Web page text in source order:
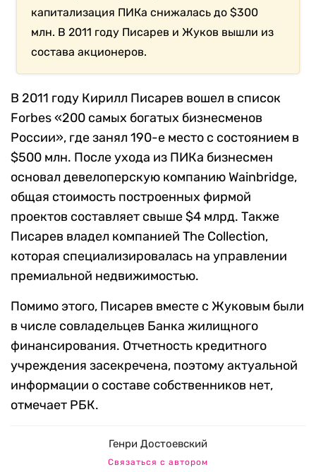
капитализация ПИКа снижалась до $300
млн. В 2011 году Писарев и Жуков вышли из
состава акционеров.
В 2011 году Кирилл Писарев вошел в список
Forbes «200 самых богатых бизнесменов
России», где занял 190-е место с состоянием в
$500 млн. После ухода из ПИКа бизнесмен
основал девелоперскую компанию Wainbridge,
общая стоимость построенных фирмой
проектов составляет свыше $4 млрд. Также
Писарев владел компанией The Collection,
которая специализировалась на управлении
премиальной недвижимостью.
Помимо этого, Писарев вместе с Жуковым были
в числе совладельцев Банка жилищного
финансирования. Отчетность кредитного
учреждения засекречена, поэтому актуальной
информации о составе собственников нет,
отмечает РБК.
Генри Достоевский
Связаться с автором